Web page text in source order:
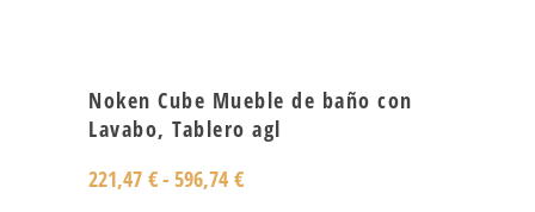
Noken Cube Mueble de baño con
Lavabo, Tablero agl
221,47 €- 596,74 €